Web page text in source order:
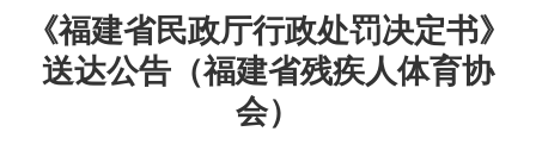
《福建省民政厅行政处罚决定书》
送达公告（福建省残疾人体育协
会）